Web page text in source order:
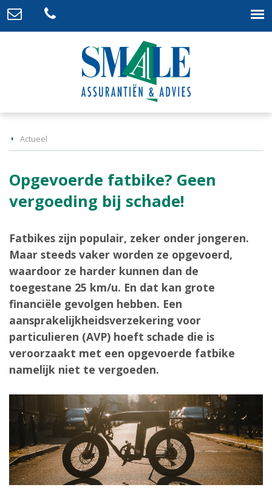
Actueel
Opgevoerde fatbike? Geen
vergoeding bij schade!
Fatbikes zijn populair, zeker onder jongeren.
Maar steeds vaker worden ze opgevoerd,
waardoor ze harder kunnen dan de
toegestane 25 km/u. En dat kan grote
financiële gevolgen hebben. Een
aansprakelijkheidsverzekering voor
particulieren (AVP) hoeft schade die is
veroorzaakt met een opgevoerde fatbike
namelijk niet te vergoeden.